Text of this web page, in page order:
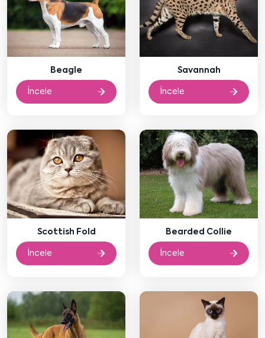
Beagle
İncele
Savannah
İncele
Scottish Fold
İncele
Bearded Collie
İncele